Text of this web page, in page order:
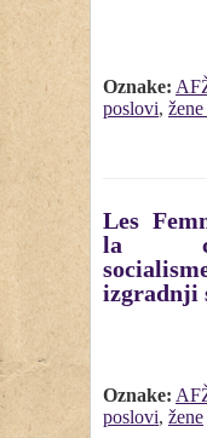
Oznake:
poslovi,
Les
la
izgradnji
Oznake:
poslovi, žene